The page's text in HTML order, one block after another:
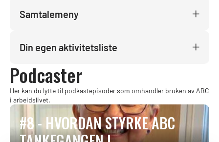
Samtalemeny
Din egen aktivitetsliste
Podcaster
Her kan du lytte til podkastepisoder som omhandler bruken av ABC
i arbeidslivet.
#8 - HVORDAN STYRKE ABC